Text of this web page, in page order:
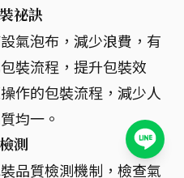
祕訣
氣泡布，減少浪費，有
裝流程，提升包裝效
作的包裝流程，減少人
均一。
測
品質檢測機制，檢查氣